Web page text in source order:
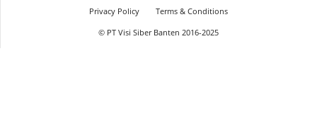
Privacy Policy
Terms & Conditions
© PT Visi Siber Banten 2016-2025